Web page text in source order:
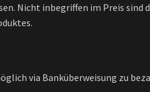
Nicht inbegriffen im Preis
via Banküberweisung zu